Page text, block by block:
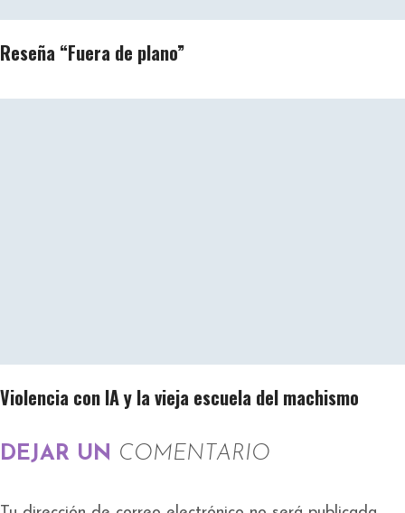
Reseña “Fuera de plano”
Violencia con IA y la vieja escuela del machismo
DEJAR UN COMENTARIO